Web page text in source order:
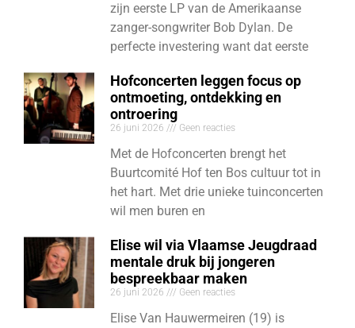
zijn eerste LP van de Amerikaanse
zanger-songwriter Bob Dylan. De
perfecte investering want dat eerste
Hofconcerten leggen focus op
ontmoeting, ontdekking en
ontroering
26 juni 2026 Geen reacties
Met de Hofconcerten brengt het
Buurtcomité Hof ten Bos cultuur tot in
het hart. Met drie unieke tuinconcerten
wil men buren en
Elise wil via Vlaamse Jeugdraad
mentale druk bij jongeren
bespreekbaar maken
26 juni 2026 Geen reacties
Elise Van Hauwermeiren (19) is